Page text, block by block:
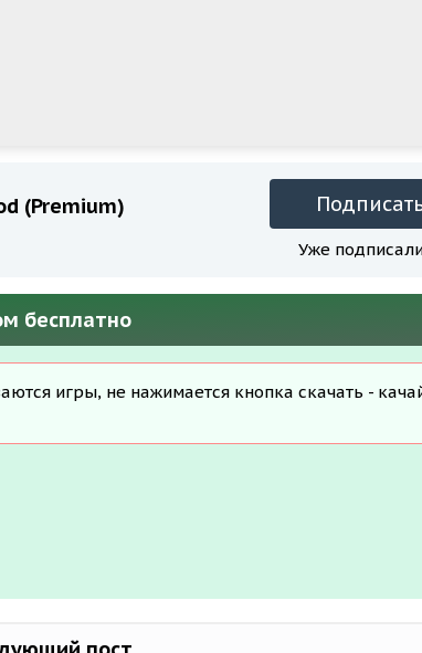
(Premium)
Уже
бесплатно
игры, не нажимается кнопка скачать -